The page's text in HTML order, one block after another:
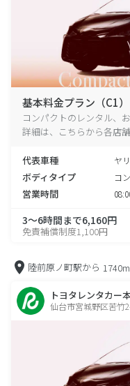
基本料金プラン（C1）
コンパクトのレンタル、
詳細は、こちらから各店
代表車種 ヤ
ボディタイプ コ
営業時間
3～6時間まで6,160円
免責補償制度1,100円
陸前原ノ町駅から 1740m
トヨタレンタカー
仙台市宮城野区苦竹